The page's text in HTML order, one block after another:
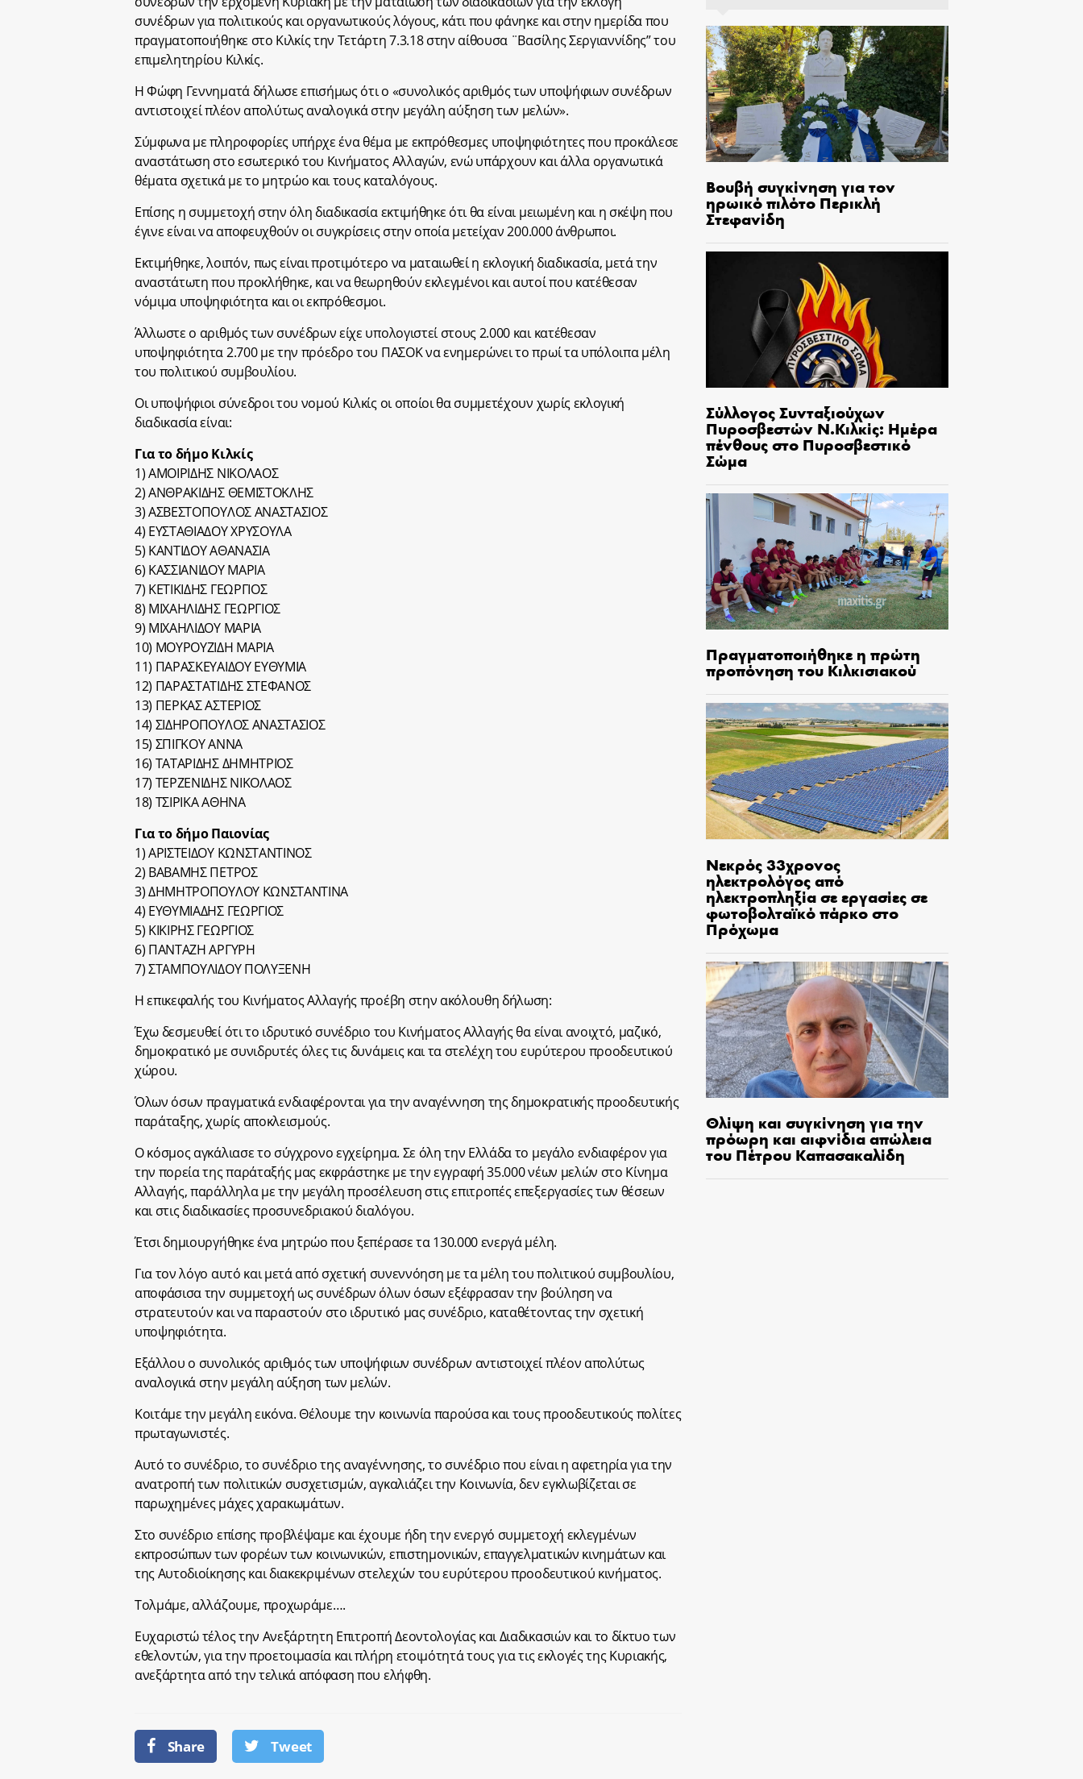
συνέδρων για πολιτικούς και οργανωτικούς λόγους, κάτι που φάνηκε και στην ημερίδα που
πραγματοποιήθηκε στο Κιλκίς την Τετάρτη 7.3.18 στην αίθουσα ¨Βασίλης Σεργιαννίδης” του
επιμελητηρίου Κιλκίς.
H Φώφη Γεννηματά δήλωσε επισήμως ότι ο «συνολικός αριθμός των υποψήφιων συνέδρων
αντιστοιχεί πλέον απολύτως αναλογικά στην μεγάλη αύξηση των μελών».
Σύμφωνα με πληροφορίες υπήρχε ένα θέμα με εκπρόθεσμες υποψηφιότητες που προκάλεσε
αναστάτωση στο εσωτερικό του Κινήματος Αλλαγών, ενώ υπάρχουν και άλλα οργανωτικά
θέματα σχετικά με το μητρώο και τους καταλόγους.
Επίσης η συμμετοχή στην όλη διαδικασία εκτιμήθηκε ότι θα είναι μειωμένη και η σκέψη που
έγινε είναι να αποφευχθούν οι συγκρίσεις στην οποία μετείχαν 200.000 άνθρωποι.
Εκτιμήθηκε, λοιπόν, πως είναι προτιμότερο να ματαιωθεί η εκλογική διαδικασία, μετά την
αναστάτωτη που προκλήθηκε, και να θεωρηθούν εκλεγμένοι και αυτοί που κατέθεσαν
νόμιμα υποψηφιότητα και οι εκπρόθεσμοι.
Άλλωστε ο αριθμός των συνέδρων είχε υπολογιστεί στους 2.000 και κατέθεσαν
υποψηφιότητα 2.700 με την πρόεδρο του ΠΑΣΟΚ να ενημερώνει το πρωί τα υπόλοιπα μέλη
του πολιτικού συμβουλίου.
Οι υποψήφιοι σύνεδροι του νομού Κιλκίς οι οποίοι θα συμμετέχουν χωρίς εκλογική
διαδικασία είναι:
Για το δήμο Κιλκίς
1) ΑΜΟΙΡΙΔΗΣ ΝΙΚΟΛΑΟΣ
2) ΑΝΘΡΑΚΙΔΗΣ ΘΕΜΙΣΤΟΚΛΗΣ
3) ΑΣΒΕΣΤΟΠΟΥΛΟΣ ΑΝΑΣΤΑΣΙΟΣ
4) ΕΥΣΤΑΘΙΑΔΟΥ ΧΡΥΣΟΥΛΑ
5) ΚΑΝΤΙΔΟΥ ΑΘΑΝΑΣΙΑ
6) ΚΑΣΣΙΑΝΙΔΟΥ ΜΑΡΙΑ
7) ΚΕΤΙΚΙΔΗΣ ΓΕΩΡΓΙΟΣ
8) ΜΙΧΑΗΛΙΔΗΣ ΓΕΩΡΓΙΟΣ
9) ΜΙΧΑΗΛΙΔΟΥ ΜΑΡΙΑ
10) ΜΟΥΡΟΥΖΙΔΗ ΜΑΡΙΑ
11) ΠΑΡΑΣΚΕΥΑΙΔΟΥ ΕΥΘΥΜΙΑ
12) ΠΑΡΑΣΤΑΤΙΔΗΣ ΣΤΕΦΑΝΟΣ
13) ΠΕΡΚΑΣ ΑΣΤΕΡΙΟΣ
14) ΣΙΔΗΡΟΠΟΥΛΟΣ ΑΝΑΣΤΑΣΙΟΣ
15) ΣΠΙΓΚΟΥ ΑΝΝΑ
16) ΤΑΤΑΡΙΔΗΣ ΔΗΜΗΤΡΙΟΣ
17) ΤΕΡΖΕΝΙΔΗΣ ΝΙΚΟΛΑΟΣ
18) ΤΣΙΡΙΚΑ ΑΘΗΝΑ
Για το δήμο Παιονίας
1) ΑΡΙΣΤΕΙΔΟΥ ΚΩΝΣΤΑΝΤΙΝΟΣ
2) ΒΑΒΑΜΗΣ ΠΕΤΡΟΣ
3) ΔΗΜΗΤΡΟΠΟΥΛΟΥ ΚΩΝΣΤΑΝΤΙΝΑ
4) ΕΥΘΥΜΙΑΔΗΣ ΓΕΩΡΓΙΟΣ
5) ΚΙΚΙΡΗΣ ΓΕΩΡΓΙΟΣ
6) ΠΑΝΤΑΖΗ ΑΡΓΥΡΗ
7) ΣΤΑΜΠΟΥΛΙΔΟΥ ΠΟΛΥΞΕΝΗ
Η επικεφαλής του Κινήματος Αλλαγής προέβη στην ακόλουθη δήλωση:
Έχω δεσμευθεί ότι το ιδρυτικό συνέδριο του Κινήματος Αλλαγής θα είναι ανοιχτό, μαζικό,
δημοκρατικό με συνιδρυτές όλες τις δυνάμεις και τα στελέχη του ευρύτερου προοδευτικού
χώρου.
Όλων όσων πραγματικά ενδιαφέρονται για την αναγέννηση της δημοκρατικής προοδευτικής
παράταξης, χωρίς αποκλεισμούς.
Ο κόσμος αγκάλιασε το σύγχρονο εγχείρημα. Σε όλη την Ελλάδα το μεγάλο ενδιαφέρον για
την πορεία της παράταξής μας εκφράστηκε με την εγγραφή 35.000 νέων μελών στο Κίνημα
Αλλαγής, παράλληλα με την μεγάλη προσέλευση στις επιτροπές επεξεργασίες των θέσεων
και στις διαδικασίες προσυνεδριακού διαλόγου.
Έτσι δημιουργήθηκε ένα μητρώο που ξεπέρασε τα 130.000 ενεργά μέλη.
Για τον λόγο αυτό και μετά από σχετική συνεννόηση με τα μέλη του πολιτικού συμβουλίου,
αποφάσισα την συμμετοχή ως συνέδρων όλων όσων εξέφρασαν την βούληση να
στρατευτούν και να παραστούν στο ιδρυτικό μας συνέδριο, καταθέτοντας την σχετική
υποψηφιότητα.
Εξάλλου ο συνολικός αριθμός των υποψήφιων συνέδρων αντιστοιχεί πλέον απολύτως
αναλογικά στην μεγάλη αύξηση των μελών.
Κοιτάμε την μεγάλη εικόνα. Θέλουμε την κοινωνία παρούσα και τους προοδευτικούς πολίτες
πρωταγωνιστές.
Αυτό το συνέδριο, το συνέδριο της αναγέννησης, το συνέδριο που είναι η αφετηρία για την
ανατροπή των πολιτικών συσχετισμών, αγκαλιάζει την Κοινωνία, δεν εγκλωβίζεται σε
παρωχημένες μάχες χαρακωμάτων.
Στο συνέδριο επίσης προβλέψαμε και έχουμε ήδη την ενεργό συμμετοχή εκλεγμένων
εκπροσώπων των φορέων των κοινωνικών, επιστημονικών, επαγγελματικών κινημάτων και
της Αυτοδιοίκησης και διακεκριμένων στελεχών του ευρύτερου προοδευτικού κινήματος.
Τολμάμε, αλλάζουμε, προχωράμε….
Ευχαριστώ τέλος την Ανεξάρτητη Επιτροπή Δεοντολογίας και Διαδικασιών και το δίκτυο των
εθελοντών, για την προετοιμασία και πλήρη ετοιμότητά τους για τις εκλογές της Κυριακής,
ανεξάρτητα από την τελικά απόφαση που ελήφθη.
Share Tweet
Βουβή συγκίνηση για τον
ηρωικό πιλότο Περικλή
Στεφανίδη
Σύλλογος Συνταξιούχων
Πυροσβεστών Ν.Κιλκίς: Ημέρα
πένθους στο Πυροσβεστικό
Σώμα
Πραγματοποιήθηκε η πρώτη
προπόνηση του Κιλκισιακού
Νεκρός 33χρονος
ηλεκτρολόγος από
ηλεκτροπληξία σε εργασίες σε
φωτοβολταϊκό πάρκο στο
Πρόχωμα
Θλίψη και συγκίνηση για την
πρόωρη και αιφνίδια απώλεια
του Πέτρου Καπασακαλίδη